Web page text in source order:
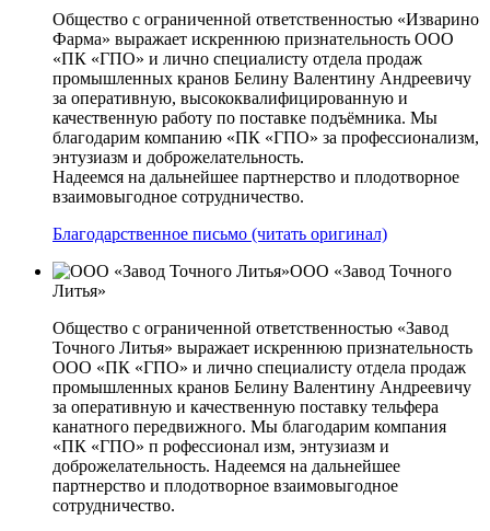
Общество с ограниченной ответственностью «Изварино
Фарма» выражает искреннюю признательность ООО
«ПК «ГПО» и лично специалисту отдела продаж
промышленных кранов Белину Валентину Андреевичу
за оперативную, высококвалифицированную и
качественную работу по поставке подъёмника. Мы
благодарим компанию «ПК «ГПО» за профессионализм,
энтузиазм и доброжелательность.
Надеемся на дальнейшее партнерство и плодотворное
взаимовыгодное сотрудничество.
Благодарственное письмо (читать оригинал)
ООО «Завод Точного
Литья»
Общество с ограниченной ответственностью «Завод
Точного Литья» выражает искреннюю признательность
ООО «ПК «ГПО» и лично специалисту отдела продаж
промышленных кранов Белину Валентину Андреевичу
за оперативную и качественную поставку тельфера
канатного передвижного. Мы благодарим компания
«ПК «ГПО» п рофессионал изм, энтузиазм и
доброжелательность. Надеемся на дальнейшее
партнерство и плодотворное взаимовыгодное
сотрудничество.